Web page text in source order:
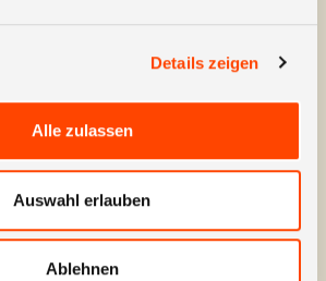
Details zeigen
Alle zulassen
Auswahl erlauben
Ablehnen
beiträgt. Und das
daran: Diese Investition
innerhalb weniger
quasi von selbst
Esma Sanitech GmbH